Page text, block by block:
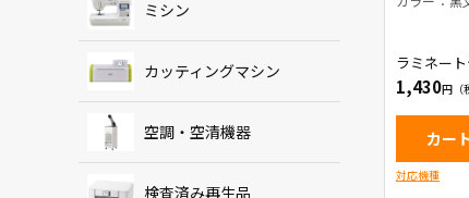
ミシン
カッティングマシン
空調・空清機器
検査済み再生品
ラミネー
1,430
カー
対応機種